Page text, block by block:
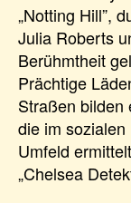
„Notting Hill”,
Julia Roberts
Berühmtheit
Prächtige
Straßen bilden
die im
Umfeld
„Chelsea